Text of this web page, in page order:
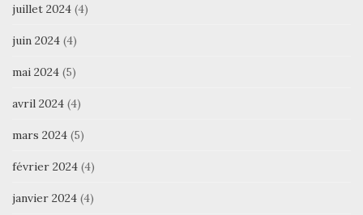
juillet 2024 (4)
juin 2024 (4)
mai 2024 (5)
avril 2024 (4)
mars 2024 (5)
février 2024 (4)
janvier 2024 (4)